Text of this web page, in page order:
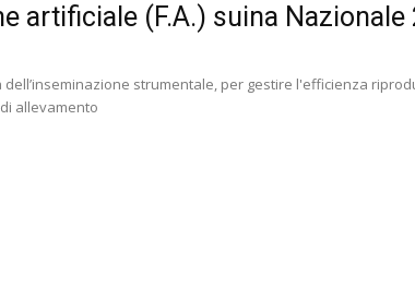
artificiale (F.A.) suina Nazionale
strumentale, per gestire l'efficienza
allevamento